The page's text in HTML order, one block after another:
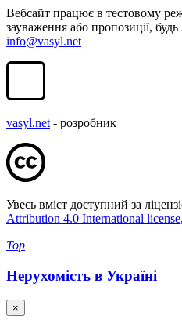
Вебсайт працює в тестовому
зауваження або пропозиції,
info@vasyl.net
vasyl.net - розробник
Увесь вміст доступний за
Attribution 4.0 International license
Top
Нерухомість в Україні
×